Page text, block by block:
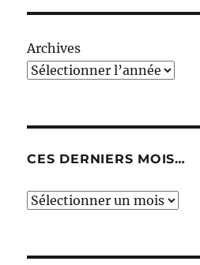
Archives
CES DERNIERS MOIS…
Ces